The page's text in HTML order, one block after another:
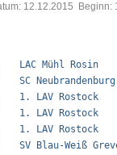
12.12.2015  Beginn:
LAC Mühl
SC
1. LAV
D    1. LAV
1. LAV
SV Blau-Weiß